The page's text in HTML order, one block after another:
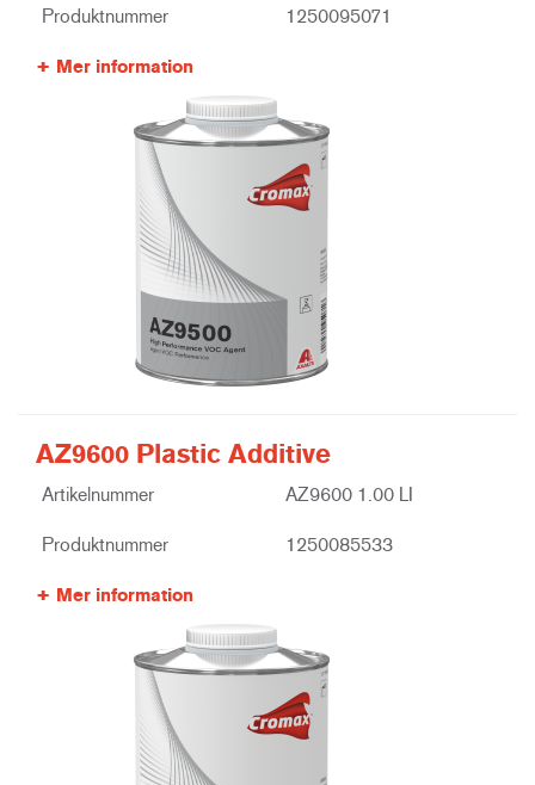
Produktnummer 1250095071
Mer information
AZ9600 Plastic Additive
Artikelnummer AZ9600 1.00 LI
Produktnummer 1250085533
Mer information